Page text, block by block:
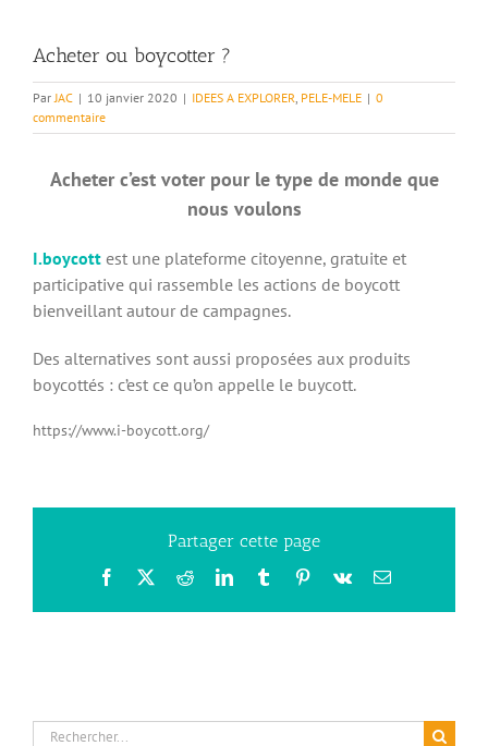
Acheter ou boycotter ?
ParJAC | 10 janvier 2020 | IDEES A EXPLORER, PELE-MELE | 0
commentaire
Acheter c’est voter pour le type de monde que
nous voulons
I.boycott est une plateforme citoyenne, gratuite et
participative qui rassemble les actions de boycott
bienveillant autour de campagnes.
Des alternatives sont aussi proposées aux produits
boycottés : c’est ce qu’on appelle le buycott.
https://www.i-boycott.org/
Partager cette page
Facebook
X RedditLinkedInTumblrPinterest
Vk Email
Rechercher: